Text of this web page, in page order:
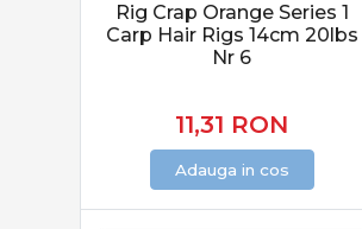
Rig Crap Orange Series 1
Carp Hair Rigs 14cm 20lbs
Nr 6
11,31 RON
Adauga in cos